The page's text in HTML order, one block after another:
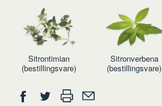
Sitrontimian
(bestillingsvare)
Sitronverbena
(bestillingsvare)
Del